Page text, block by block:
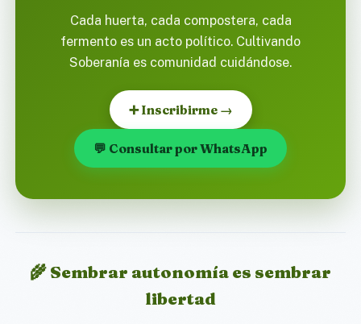
Cada huerta, cada compostera, cada
fermento es un acto político. Cultivando
Soberanía es comunidad cuidándose.
➕ Inscribirme →
💬 Consultar por WhatsApp
🌾 Sembrar autonomía es sembrar
libertad